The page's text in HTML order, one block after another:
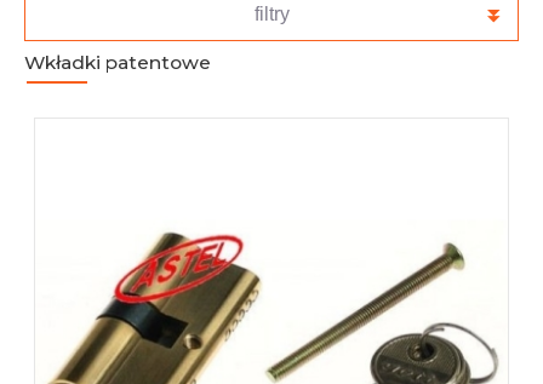
Do balustrad schodowych
Do furtek
Akcesoria i narzędzia
filtry
Wkładki patentowe